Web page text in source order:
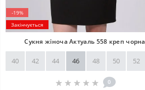
-19%
Закінчується
Сукня жіноча Актуаль 558 креп чорна
40 42 44 46 48 50 52
0